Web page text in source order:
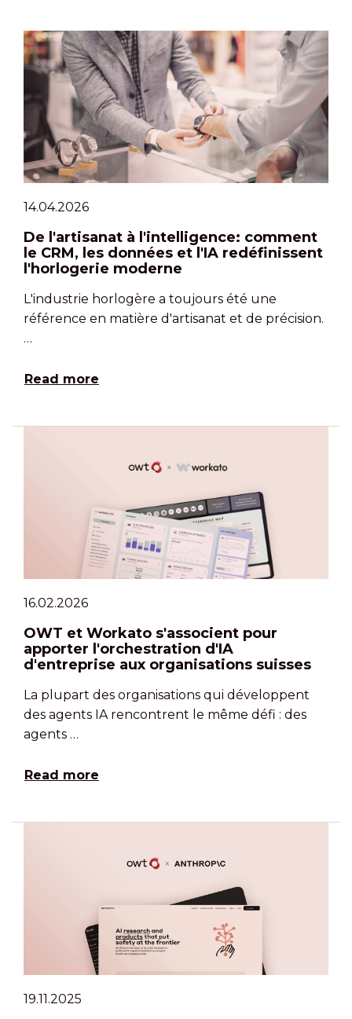
14.04.2026
De l'artisanat à l'intelligence: comment
le CRM, les données et l'IA redéfinissent
l'horlogerie moderne
L'industrie horlogère a toujours été une
référence en matière d'artisanat et de précision.
…
Read more
16.02.2026
OWT et Workato s'associent pour
apporter l'orchestration d'IA
d'entreprise aux organisations suisses
La plupart des organisations qui développent
des agents IA rencontrent le même défi : des
agents …
Read more
19.11.2025